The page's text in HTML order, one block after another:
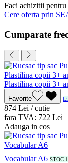
Faci achizitii
Cere oferta prin
Cumparate
Plastilina copii 3+
Favorite
874 Lei / cutie
fara TVA: 722 Lei
Adauga in cos
Vocabular A6 STOC